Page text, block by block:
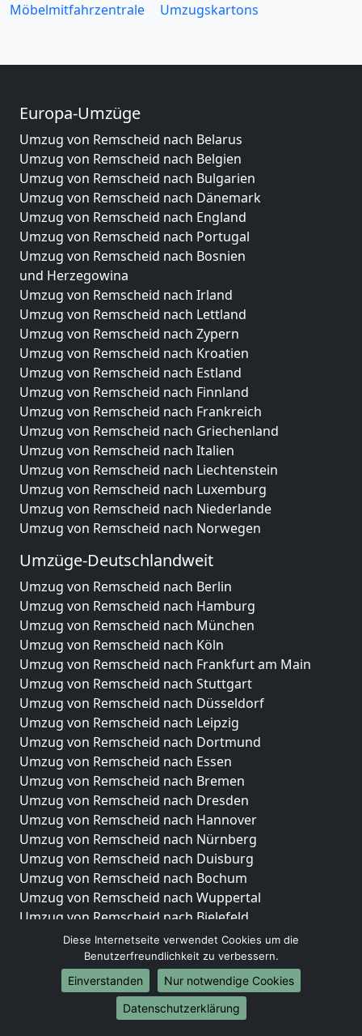
Möbelmitfahrzentrale
Umzugskartons
Europa-Umzüge
Umzug von Remscheid nach Belarus
Umzug von Remscheid nach Belgien
Umzug von Remscheid nach Bulgarien
Umzug von Remscheid nach Dänemark
Umzug von Remscheid nach England
Umzug von Remscheid nach Portugal
Umzug von Remscheid nach Bosnien
und Herzegowina
Umzug von Remscheid nach Irland
Umzug von Remscheid nach Lettland
Umzug von Remscheid nach Zypern
Umzug von Remscheid nach Kroatien
Umzug von Remscheid nach Estland
Umzug von Remscheid nach Finnland
Umzug von Remscheid nach Frankreich
Umzug von Remscheid nach Griechenland
Umzug von Remscheid nach Italien
Umzug von Remscheid nach Liechtenstein
Umzug von Remscheid nach Luxemburg
Umzug von Remscheid nach Niederlande
Umzug von Remscheid nach Norwegen
Umzüge-Deutschlandweit
Umzug von Remscheid nach Berlin
Umzug von Remscheid nach Hamburg
Umzug von Remscheid nach München
Umzug von Remscheid nach Köln
Umzug von Remscheid nach Frankfurt am Main
Umzug von Remscheid nach Stuttgart
Umzug von Remscheid nach Düsseldorf
Umzug von Remscheid nach Leipzig
Umzug von Remscheid nach Dortmund
Umzug von Remscheid nach Essen
Umzug von Remscheid nach Bremen
Umzug von Remscheid nach Dresden
Umzug von Remscheid nach Hannover
Umzug von Remscheid nach Nürnberg
Umzug von Remscheid nach Duisburg
Umzug von Remscheid nach Bochum
Umzug von Remscheid nach Wuppertal
Umzug von Remscheid nach Bielefeld
Umzug von Remscheid nach Bonn
Umzug von Remscheid nach Münster
Internationale-Umzüge
Umzug von Remscheid nach Brasilien
Diese Internetseite verwendet Cookies um die
Benutzerfreundlichkeit zu verbessern.
Einverstanden
Nur notwendige Cookies
Datenschutzerklärung